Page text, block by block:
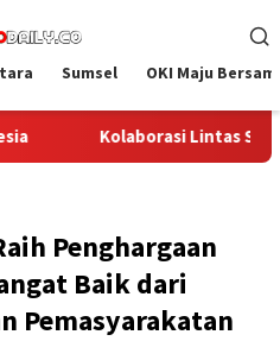
Sumsel OKI Maju
Sukseskan Rehabilitasi
Penghargaan
Baik dari
Pemasyarakatan